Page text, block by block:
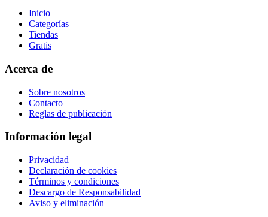
Inicio
Categorías
Tiendas
Gratis
Acerca de
Sobre nosotros
Contacto
Reglas de publicación
Información legal
Privacidad
Declaración de cookies
Términos y condiciones
Descargo de Responsabilidad
Aviso y eliminación